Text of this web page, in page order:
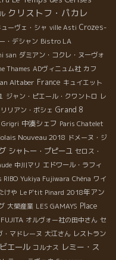
クリストフ・パカレ
ューヴェ・シャ ville Asti Crozes-
・デシャン Bistro LA
san ダミアン・コクレ・ヌーヴォ
Thames ADヴィニュム社 カフ
Altaber France キュイエット
ジャン・ピエール・クワントロ レ
リアン・ボシェ Grand 8
Grigri 中湊シェフ Paris Chatelet
Nouveau 2018 ドメーヌ・ジ
シャトー・プピーユ セロス・
中川マリ エドワール・ラフィ
RIBO Yukiya Fujiwara Chéna ワイ
けや Le P'tit Pinard 2018年アン
大榮産業 LES GAMAYS Place
オルヴォー社の田中さん セ
・マドレーヌ 大江さん レストラン
エール コルナス レミー・ス